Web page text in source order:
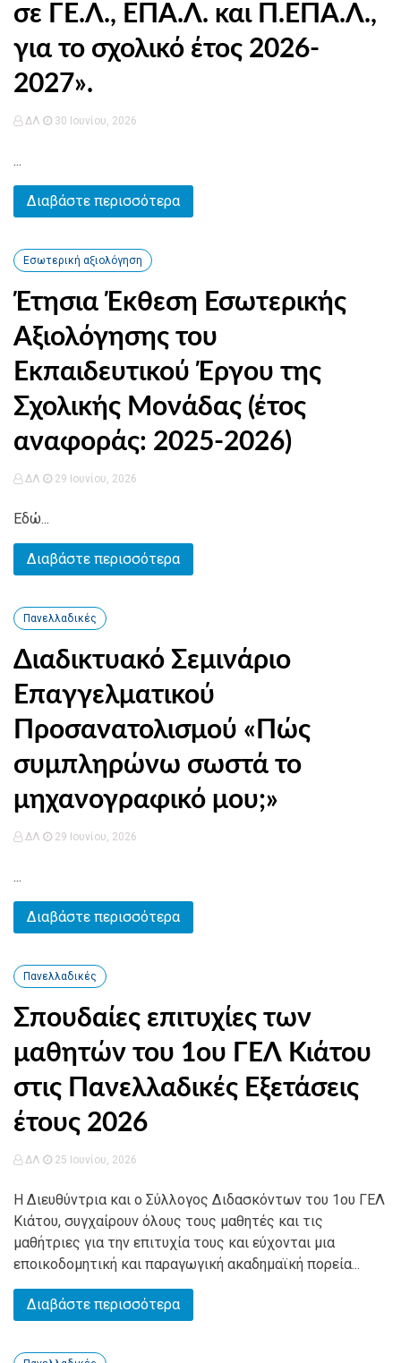
σε ΓΕ.Λ., ΕΠΑ.Λ. και Π.ΕΠΑ.Λ.,
για το σχολικό έτος 2026-
2027».
ΔΛ 30 Ιουνίου, 2026
...
Διαβάστε περισσότερα
Εσωτερική αξιολόγηση
Έτησια Έκθεση Εσωτερικής
Αξιολόγησης του
Εκπαιδευτικού Έργου της
Σχολικής Μονάδας (έτος
αναφοράς: 2025-2026)
ΔΛ 29 Ιουνίου, 2026
Εδώ...
Διαβάστε περισσότερα
Πανελλαδικές
Διαδικτυακό Σεμινάριο
Επαγγελματικού
Προσανατολισμού «Πώς
συμπληρώνω σωστά το
μηχανογραφικό μου;»
ΔΛ 29 Ιουνίου, 2026
...
Διαβάστε περισσότερα
Πανελλαδικές
Σπουδαίες επιτυχίες των
μαθητών του 1ου ΓΕΛ Κιάτου
στις Πανελλαδικές Εξετάσεις
έτους 2026
ΔΛ 25 Ιουνίου, 2026
Η Διευθύντρια και ο Σύλλογος Διδασκόντων του 1ου ΓΕΛ
Κιάτου, συγχαίρουν όλους τους μαθητές και τις
μαθήτριες για την επιτυχία τους και εύχονται μια
εποικοδομητική και παραγωγική ακαδημαϊκή πορεία...
Διαβάστε περισσότερα